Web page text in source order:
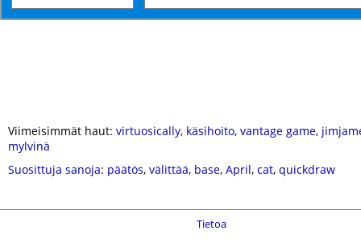
Viimeisimmät haut: virtuosically, käsihoito, vantage game,
mylvinä
Suosittuja sanoja: päätös, välittää, base, April, cat, quickdraw
Tietoa